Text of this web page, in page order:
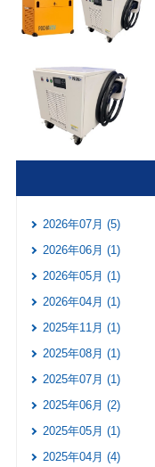
2026年07月 (5)
2026年06月 (1)
2026年05月 (1)
2026年04月 (1)
2025年11月 (1)
2025年08月 (1)
2025年07月 (1)
2025年06月 (2)
2025年05月 (1)
2025年04月 (4)